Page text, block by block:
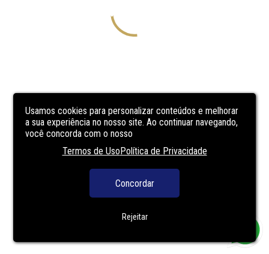
Usamos cookies para personalizar conteúdos e melhorar
a sua experiência no nosso site. Ao continuar navegando,
você concorda com o nosso
Termos de UsoPolítica de Privacidade
Concordar
Rejeitar